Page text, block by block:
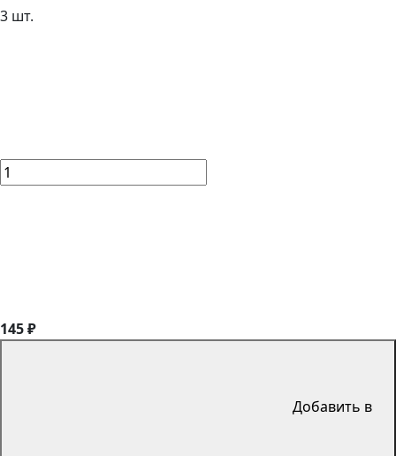
3 шт.
145 ₽
Добавить в